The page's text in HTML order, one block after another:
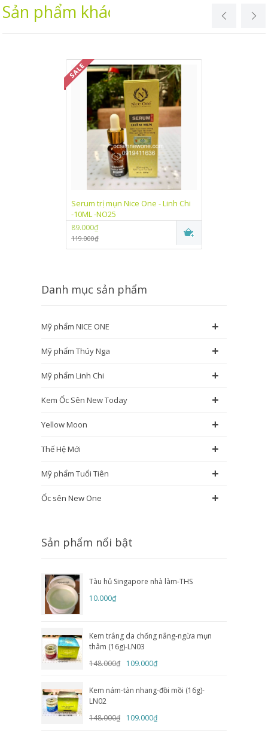
Sản phẩm khác
Serum trị mụn Nice One - Linh Chi
-10ML -NO25
89.000₫
119.000₫
Danh mục sản phẩm
Mỹ phẩm NICE ONE +
Mỹ phẩm Thúy Nga +
Mỹ phẩm Linh Chi +
Kem Ốc Sên New Today +
Yellow Moon +
Thế Hệ Mới +
Mỹ phẩm Tuổi Tiên +
Ốc sên New One +
Sản phẩm nổi bật
Tàu hủ Singapore nhà làm-THS
10.000₫
Kem trắng da chống nắng-ngừa mụn
thâm (16g)-LN03
148.000₫
109.000₫
Kem nám-tàn nhang-đồi mồi (16g)-
LN02
148.000₫
109.000₫